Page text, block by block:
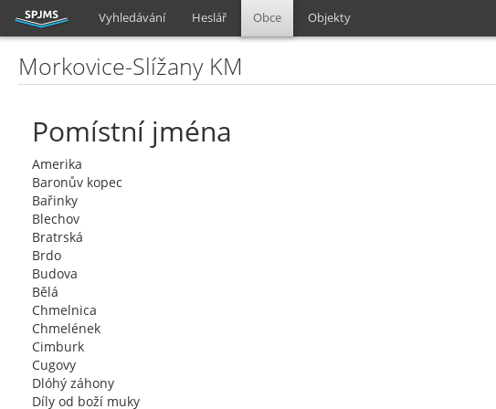
Vyhledávání Heslář Obce Objekty
Morkovice-Slížany KM
Pomístní jména
Amerika
Baronův kopec
Bařinky
Blechov
Bratrská
Brdo
Budova
Bělá
Chmelnica
Chmelének
Cimburk
Cugovy
Dlóhý záhony
Díly od boží muky